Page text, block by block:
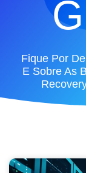
Fique Por
E Sobre As